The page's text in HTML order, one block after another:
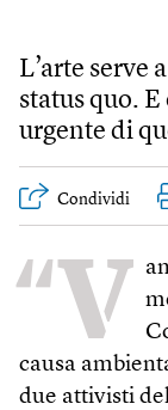
L’arte serve
status quo.
urgente di
Condividi
“V
causa
due attivisti